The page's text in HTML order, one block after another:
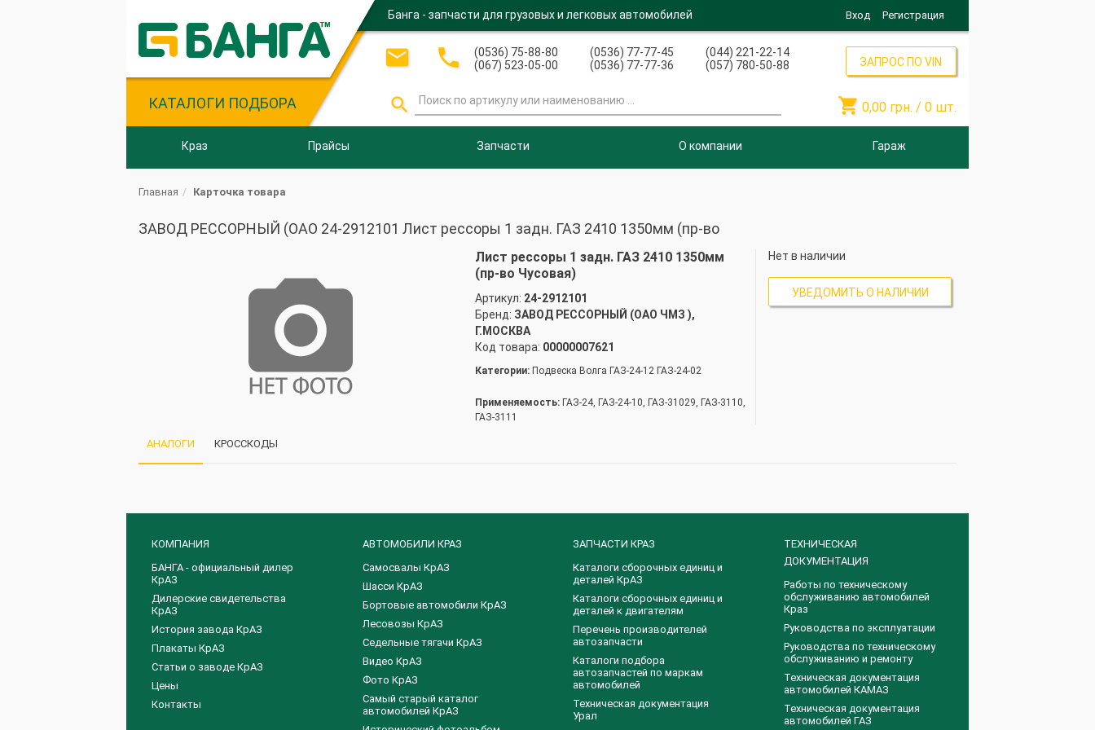
КАТАЛОГИ ПОДБОРА
Банга - запчасти для грузовых и легковых автомобилей Вход Регистрация
 
(0536) 75-88-80
(067) 523-05-00
(0536) 77-77-45
(0536) 77-77-36
(044) 221-22-14
(057) 780-50-88

ЗАПРОС ПО VIN
 0,00 грн. / 0 шт.
Краз Прайсы Запчасти О компании Гараж
Главная Карточка товара
ЗАВОД РЕССОРНЫЙ (ОАО 24-2912101 Лист рессоры 1 задн. ГАЗ 2410 1350мм (пр-во
Лист рессоры 1 задн. ГАЗ 2410 1350мм
(пр-во Чусовая)
Артикул: 24-2912101
Бренд: ЗАВОД РЕССОРНЫЙ (ОАО ЧМЗ ),
Г.МОСКВА
Код товара: 00000007621
Категории: Подвеска Волга ГАЗ-24-12 ГАЗ-24-02
Применяемость: ГАЗ-24, ГАЗ-24-10, ГАЗ-31029, ГАЗ-3110,
ГАЗ-3111
Нет в наличии
УВЕДОМИТЬ О НАЛИЧИИ
АНАЛОГИ КРОССКОДЫ
КОМПАНИЯ
БАНГА - официальный дилер
КрАЗ
Дилерские свидетельства
КрАЗ
История завода КрАЗ
Плакаты КрАЗ
Статьи о заводе КрАЗ
Цены
Контакты
АВТОМОБИЛИ КРАЗ
Самосвалы КрАЗ
Шасси КрАЗ
Бортовые автомобили КрАЗ
Лесовозы КрАЗ
Седельные тягачи КрАЗ
Видео КрАЗ
Фото КрАЗ
Самый старый каталог
автомобилей КрАЗ
ЗАПЧАСТИ КРАЗ
Каталоги сборочных единиц и
деталей КрАЗ
​Каталоги сборочных единиц и
деталей к двигателям
Перечень производителей
автозапчасти
Каталоги подбора
автозапчастей по маркам
автомобилей
Техническая документация
Урал
ТЕХНИЧЕСКАЯ
ДОКУМЕНТАЦИЯ
Работы по техническому
обслуживанию автомобилей
Краз
Руководства по эксплуатации
Руководства по техническому
обслуживанию и ремонту
Техническая документация
автомобилей КАМАЗ
Техническая документация
автомобилей ГАЗ